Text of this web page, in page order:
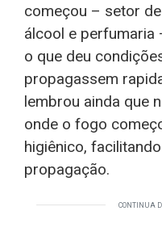
começou – setor
álcool e perfumaria
o que deu
propagassem
lembrou ainda que
onde o fogo
higiênico,
propagação.
CONTINUA